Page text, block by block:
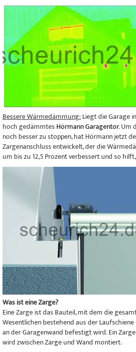
Bessere Wärmedämmung:Liegt die Garage
hoch gedämmtesHörmann Garagentor. Um
noch besser zu stoppen, hat Hörmann jetzt
Zargenanschluss entwickelt, der die
um bis zu 12,5 Prozent verbessert und so
Was ist eine Zarge?
Eine Zarge ist das Bauteil, mit dem die
Wesentlichen bestehend aus der
an der Garagenwand befestigt wird. Ein
wird zwischen Zarge und Wand montiert.